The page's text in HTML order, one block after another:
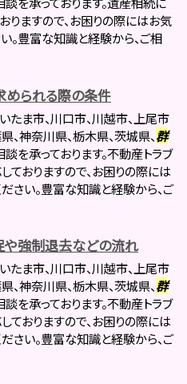
りますので、お困りの際にはお気
。豊富な知識と経験から、ご相
められる際の条件
ま市、川口市、川越市、上尾市
、神奈川県、栃木県、茨城県、群
を承っております。不動産トラブ
おりますので、お困りの際には
さい。豊富な知識と経験から、ご
強制退去などの流れ
ま市、川口市、川越市、上尾市
、神奈川県、栃木県、茨城県、群
を承っております。不動産トラブ
おりますので、お困りの際には
さい。豊富な知識と経験から、ご